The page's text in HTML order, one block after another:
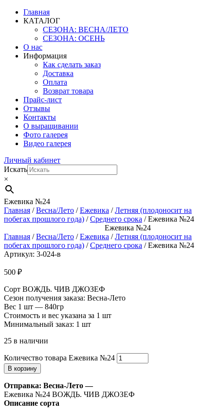
Главная
КАТАЛОГ
СЕЗОНА: ВЕСНА/ЛЕТО
СЕЗОНА: ОСЕНЬ
О нас
Информация
Как сделать заказ
Доставка
Оплата
Возврат товара
Прайс-лист
Отзывы
Контакты
О выращивании
Фото галерея
Видео галерея
Личный кабинет
Искать
×
Ежевика №24
Главная /Весна/Лето /Ежевика /Летняя (плодоносит на
побегах прошлого года) /Среднего срока / Ежевика №24
Ежевика №24
Главная /Весна/Лето /Ежевика /Летняя (плодоносит на
побегах прошлого года) /Среднего срока / Ежевика №24
Артикул: 3-024-в
500 ₽
Сорт ВОЖДЬ. ЧИВ ДЖОЗЕФ
Сезон получения заказа: Весна-Лето
Вес 1 шт — 840гр
Стоимость и вес указана за 1 шт
Минимальный заказ: 1 шт
25 в наличии
Количество товара Ежевика №24
В корзину
Отправка: Весна-Лето —
Ежевика №24 ВОЖДЬ. ЧИВ ДЖОЗЕФ
Описание сорта